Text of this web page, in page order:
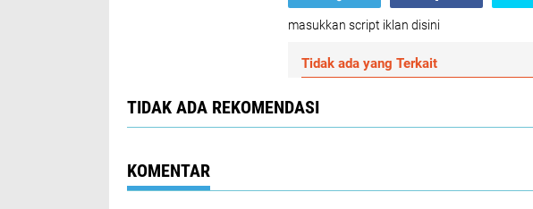
masukkan script iklan disini
Tidak ada yang Terkait
TIDAK ADA REKOMENDASI
KOMENTAR